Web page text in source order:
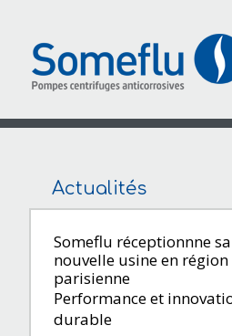
Actualités
Someflu réceptionnne sa
nouvelle usine en région
parisienne
Performance et
durable